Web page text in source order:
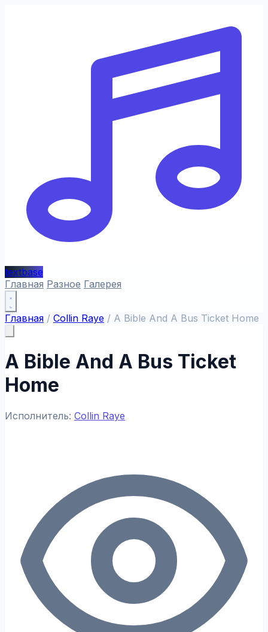
textbase
Главная Разное Галерея
Главная / Collin Raye / A Bible And A Bus Ticket Home
A Bible And A Bus Ticket
Home
Исполнитель: Collin Raye